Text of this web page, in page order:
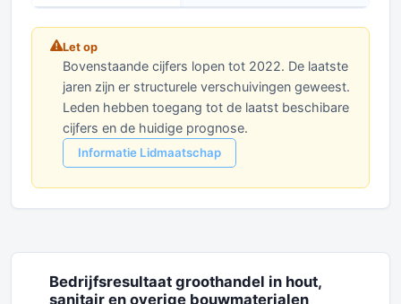
Let op
Bovenstaande cijfers lopen tot 2022. De laatste
jaren zijn er structurele verschuivingen geweest.
Leden hebben toegang tot de laatst beschibare
cijfers en de huidige prognose.
Informatie Lidmaatschap
Bedrijfsresultaat groothandel in hout,
sanitair en overige bouwmaterialen